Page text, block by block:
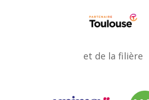
et de la filière